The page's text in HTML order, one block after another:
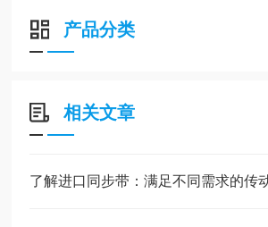
产品分类
相关文章
了解进口同步带：满足不同需求的传